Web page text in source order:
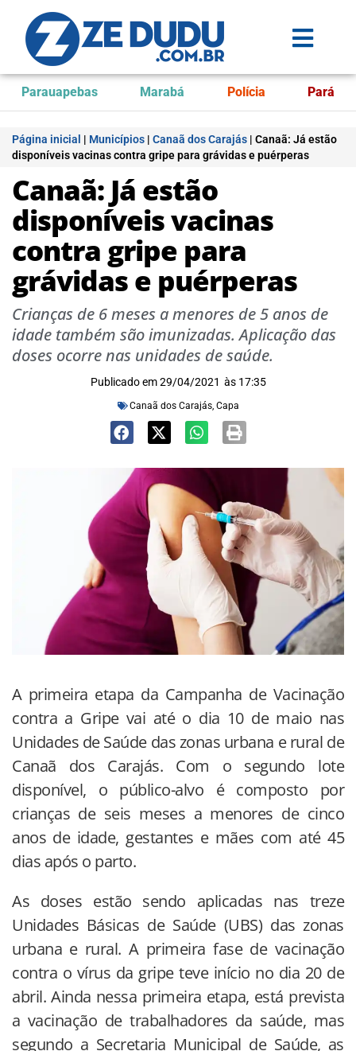
Parauapebas Marabá Polícia Pará
Página inicial | Municípios | Canaã dos Carajás | Canaã: Já estão
disponíveis vacinas contra gripe para grávidas e puérperas
Canaã: Já estão
disponíveis vacinas
contra gripe para
grávidas e puérperas
Crianças de 6 meses a menores de 5 anos de
idade também são imunizadas. Aplicação das
doses ocorre nas unidades de saúde.
Publicado em 29/04/2021 às 17:35
Canaã dos Carajás, Capa
A primeira etapa da Campanha de Vacinação
contra a Gripe vai até o dia 10 de maio nas
Unidades de Saúde das zonas urbana e rural de
Canaã dos Carajás. Com o segundo lote
disponível, o público-alvo é composto por
crianças de seis meses a menores de cinco
anos de idade, gestantes e mães com até 45
dias após o parto.
As doses estão sendo aplicadas nas treze
Unidades Básicas de Saúde (UBS) das zonas
urbana e rural. A primeira fase de vacinação
contra o vírus da gripe teve início no dia 20 de
abril. Ainda nessa primeira etapa, está prevista
a vacinação de trabalhadores da saúde, mas
segundo a Secretaria Municipal de Saúde, as